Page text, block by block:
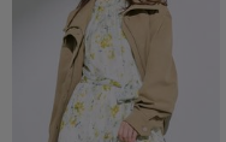
made of Organics
メイドオブオーガニクス
MICHU COQUETTE
ミチュ コケット